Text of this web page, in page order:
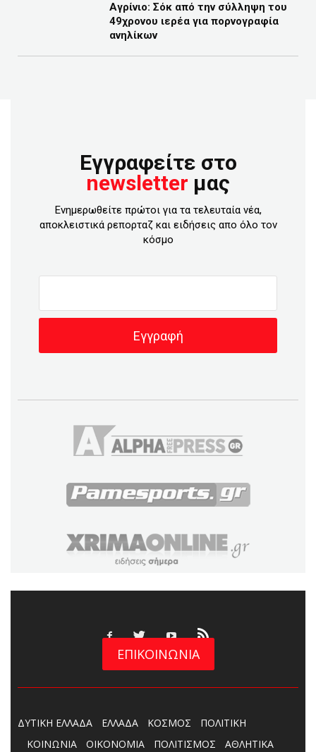
Αγρίνιο: Σόκ από την σύλληψη του
49χρονου ιερέα για πορνογραφία
ανηλίκων
Εγγραφείτε στο
newsletter μας
Ενημερωθείτε πρώτοι για τα τελευταία νέα,
αποκλειστικά ρεπορταζ και ειδήσεις απο όλο τον
κόσμο
ΕΠΙΚΟΙΝΩΝΙΑ
ΔΥΤΙΚΗ ΕΛΛΑΔΑ ΕΛΛΑΔΑ ΚΟΣΜΟΣ
ΠΟΛΙΤΙΚΗ
ΚΟΙΝΩΝΙΑ
ΟΙΚΟΝΟΜΙΑ ΠΟΛΙΤΙΣΜΟΣ ΑΘΛΗΤΙΚΑ